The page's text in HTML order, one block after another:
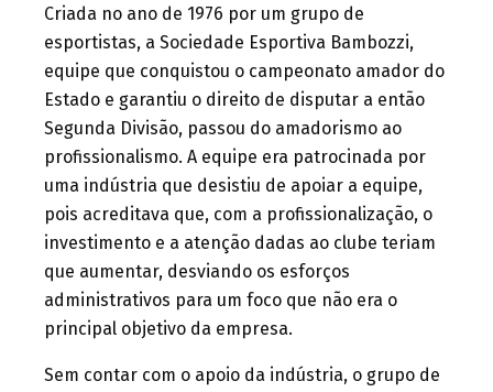
Criada no ano de 1976 por um grupo de
esportistas, a Sociedade Esportiva Bambozzi,
equipe que conquistou o campeonato amador do
Estado e garantiu o direito de disputar a então
Segunda Divisão, passou do amadorismo ao
profissionalismo. A equipe era patrocinada por
uma indústria que desistiu de apoiar a equipe,
pois acreditava que, com a profissionalização, o
investimento e a atenção dadas ao clube teriam
que aumentar, desviando os esforços
administrativos para um foco que não era o
principal objetivo da empresa.
Sem contar com o apoio da indústria, o grupo de